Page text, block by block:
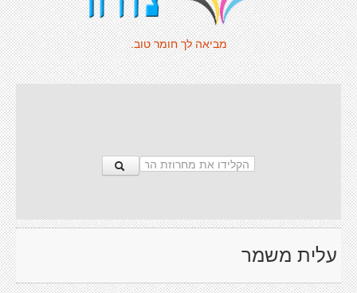
מביאה לך חומר טוב.
עלית משמר